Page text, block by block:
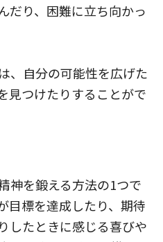
だり、困難に立ち向かっ
、自分の可能性を広げた
見つけたりすることがで
神を鍛える方法の1つで
目標を達成したり、期待
したときに感じる喜びや